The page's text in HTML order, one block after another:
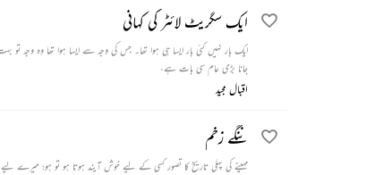
ایک سگریٹ لائٹر کی کہانی
ایک بار نہیں کئی بار ایسا ہی ہوا تھا۔ جس کی
جانا بڑی عام سی بات ہے،
اقبال مجید
ننگے زخم
مہینے کی پہلی تاریخ کا تصور کسی کے لیے خوش آیند ہوتا ہو تو ہو؛ میرے